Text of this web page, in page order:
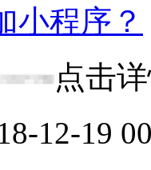
小程序？
点击
12-19